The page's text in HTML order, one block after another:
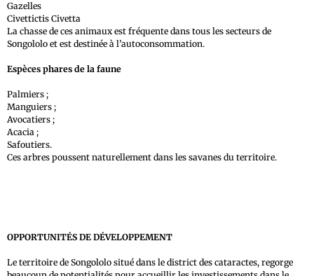
Gazelles
Civettictis Civetta
La chasse de ces animaux est fréquente dans tous les secteurs de
Songololo et est destinée à l’autoconsommation.
Espèces phares de la faune
Palmiers ;
Manguiers ;
Avocatiers ;
Acacia ;
Safoutiers.
Ces arbres poussent naturellement dans les savanes du territoire.
OPPORTUNITÉS DE DÉVELOPPEMENT
Le territoire de Songololo situé dans le district des cataractes, regorge